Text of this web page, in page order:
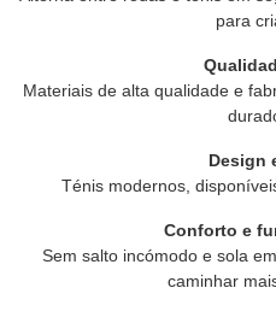
para
Materiais de alta qualidade e
Design
Ténis modernos,
Conforto e
Sem salto incómodo e sola
caminhar